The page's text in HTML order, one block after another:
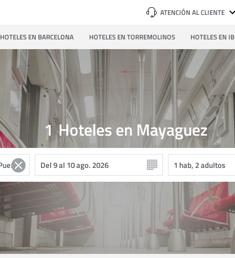
ATENCIÓN AL CLIENTE
HOTELES EN BARCELONA HOTELES EN TORREMOLINOS HOTELES EN
Hoteles en Mayaguez
1